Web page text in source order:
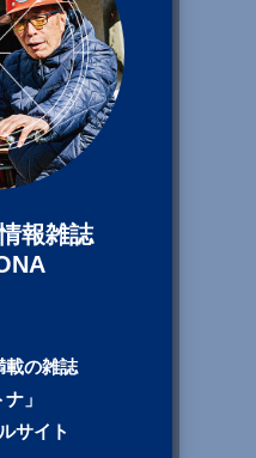
報雑誌
載の雑誌
」
サイト